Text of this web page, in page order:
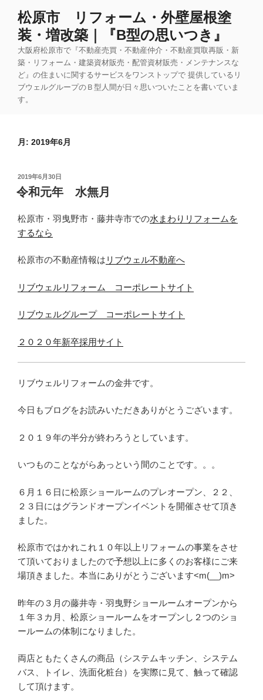
松原市 リフォーム・外壁屋根塗
装・増改築｜『B型の思いつき』
大阪府松原市で『不動産売買・不動産仲介・不動産買取再販・新
築・リフォーム・建築資材販売・配管資材販売・メンテナンスな
ど』の住まいに関するサービスをワンストップで 提供しているリ
ブウェルグループのＢ型人間が日々思いついたことを書いていま
す。
月: 2019年6月
投
稿
日:
2019年6月30日
令和元年 水無月
松原市・羽曳野市・藤井寺市での水まわりリフォームを
するなら
松原市の不動産情報は リブウェル不動産へ
リブウェルリフォーム コーポレートサイト
リブウェルグループ コーポレートサイト
２０２０年新卒採用サイト
リブウェルリフォームの金井です。
今日もブログをお読みいただきありがとうございます。
２０１９年の半分が終わろうとしています。
いつものことながらあっという間のことです。。。
６月１６日に松原ショールームのプレオープン、２２、
２３日にはグランドオープンイベントを開催させて頂き
ました。
松原市ではかれこれ１０年以上リフォームの事業をさせ
て頂いておりましたので予想以上に多くのお客様にご来
場頂きました。本当にありがとうございます<m(__)m>
昨年の３月の藤井寺・羽曳野ショールームオープンから
１年３カ月、松原ショールームをオープンし２つのショ
ールームの体制になりました。
両店ともたくさんの商品（システムキッチン、システム
バス、トイレ、洗面化粧台）を実際に見て、触って確認
して頂けます。